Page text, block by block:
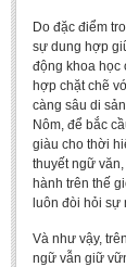
Do đặc điểm
sự dung hợp
động khoa học
hợp chặt chẽ
càng sâu di
Nôm, để bắc
giàu cho thời
thuyết ngữ
hành trên thế
luôn đòi hỏi sự
Và như vậy,
ngữ vẫn giữ